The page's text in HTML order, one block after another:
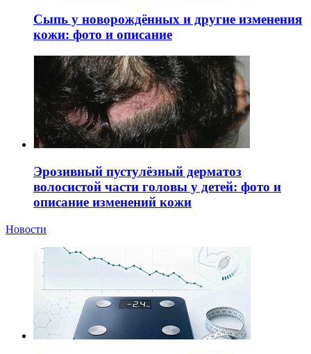
Сыпь у новорождённых и другие изменения
кожи: фото и описание
Эрозивный пустулёзный дерматоз
волосистой части головы у детей: фото и
описание изменений кожи
Новости